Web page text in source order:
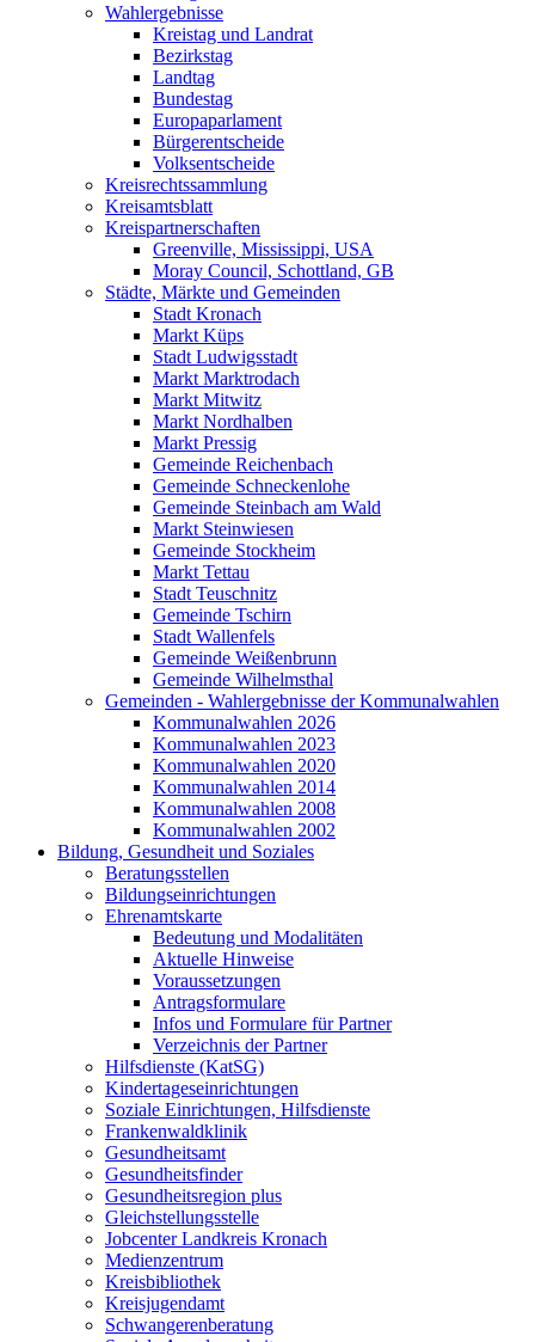
Wahlergebnisse
Kreistag und Landrat
Bezirkstag
Landtag
Bundestag
Europaparlament
Bürgerentscheide
Volksentscheide
Kreisrechtssammlung
Kreisamtsblatt
Kreispartnerschaften
Greenville, Mississippi, USA
Moray Council, Schottland, GB
Städte, Märkte und Gemeinden
Stadt Kronach
Markt Küps
Stadt Ludwigsstadt
Markt Marktrodach
Markt Mitwitz
Markt Nordhalben
Markt Pressig
Gemeinde Reichenbach
Gemeinde Schneckenlohe
Gemeinde Steinbach am Wald
Markt Steinwiesen
Gemeinde Stockheim
Markt Tettau
Stadt Teuschnitz
Gemeinde Tschirn
Stadt Wallenfels
Gemeinde Weißenbrunn
Gemeinde Wilhelmsthal
Gemeinden - Wahlergebnisse der Kommunalwahlen
Kommunalwahlen 2026
Kommunalwahlen 2023
Kommunalwahlen 2020
Kommunalwahlen 2014
Kommunalwahlen 2008
Kommunalwahlen 2002
Bildung, Gesundheit und Soziales
Beratungsstellen
Bildungseinrichtungen
Ehrenamtskarte
Bedeutung und Modalitäten
Aktuelle Hinweise
Voraussetzungen
Antragsformulare
Infos und Formulare für Partner
Verzeichnis der Partner
Hilfsdienste (KatSG)
Kindertageseinrichtungen
Soziale Einrichtungen, Hilfsdienste
Frankenwaldklinik
Gesundheitsamt
Gesundheitsfinder
Gesundheitsregion plus
Gleichstellungsstelle
Jobcenter Landkreis Kronach
Medienzentrum
Kreisbibliothek
Kreisjugendamt
Schwangerenberatung